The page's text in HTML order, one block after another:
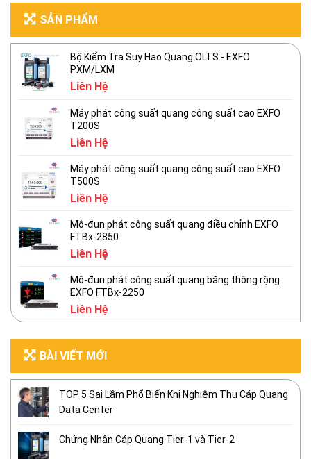
SẢN PHẨM
Bộ Kiểm Tra Suy Hao Quang OLTS - EXFO
PXM/LXM
Liên Hệ
Máy phát công suất quang công suất cao EXFO
T200S
Liên Hệ
Máy phát công suất quang công suất cao EXFO
T500S
Liên Hệ
Mô-đun phát công suất quang điều chỉnh EXFO
FTBx-2850
Liên Hệ
Mô-đun phát công suất quang băng thông rộng
EXFO FTBx-2250
Liên Hệ
BÀI VIẾT MỚI
TOP 5 Sai Lầm Phổ Biến Khi Nghiệm Thu Cáp Quang
Data Center
Chứng Nhận Cáp Quang Tier-1 và Tier-2